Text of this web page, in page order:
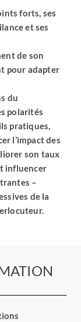
forts, ses
et ses
de son
pour adapter
du
polarités
pratiques,
l’impact des
son taux
influencer
–
de la